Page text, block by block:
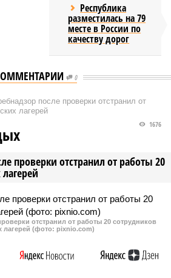
Республика
разместилась на 79
месте в России по
качеству дорог
0
после проверки отстранил от
лагерей
проверки отстранил от работы 20
1676
отстранил от работы 20 сотрудников
лагерей (фото: pixnio.com)